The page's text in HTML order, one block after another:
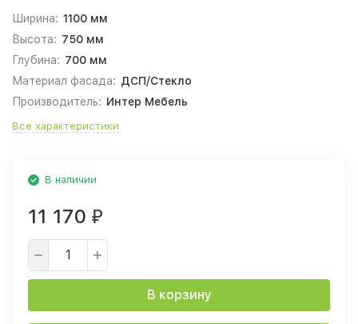
Ширина: 1100 мм
Высота: 750 мм
Глубина: 700 мм
Материал фасада: ДСП/Стекло
Производитель: Интер Мебель
Все характеристики
В наличии
11 170 ₽
В корзину